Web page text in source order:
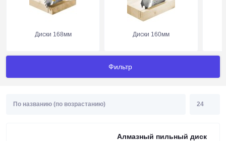
Диски 168мм Диски 160мм
Фильтр
Алмазный пильный диск